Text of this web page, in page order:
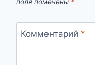
Комментарий *